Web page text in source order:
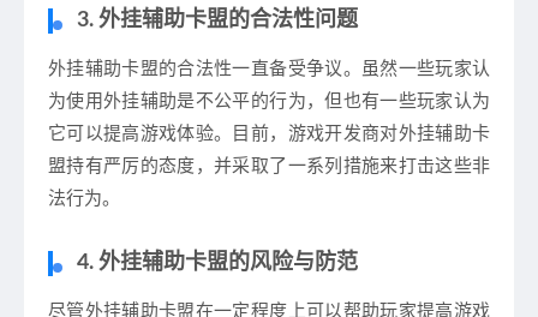
3. 外挂辅助卡盟的合法性问题
外挂辅助卡盟的合法性一直备受争议。虽然一些玩家认
为使用外挂辅助是不公平的行为，但也有一些玩家认为
它可以提高游戏体验。目前，游戏开发商对外挂辅助卡
盟持有严厉的态度，并采取了一系列措施来打击这些非
法行为。
4. 外挂辅助卡盟的风险与防范
尽管外挂辅助卡盟在一定程度上可以帮助玩家提高游戏